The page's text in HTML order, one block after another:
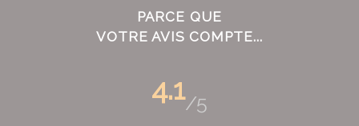
PARCE QUE
VOTRE AVIS COMPTE...
4.1/5